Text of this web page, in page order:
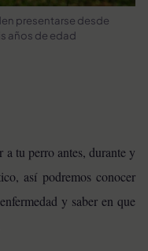
presentarse desde
años de edad
a tu perro antes, durante y
así podremos conocer
y saber en que